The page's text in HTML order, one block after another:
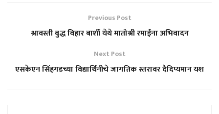
Previous Post
श्रावस्ती बुद्ध विहार बार्शी येथे मातोश्री रमाईंना अभिवादन
Next Post
एसकेएन सिंहगडच्या विद्यार्थिनीचे जागतिक स्तरावर दैदिप्यमान यश